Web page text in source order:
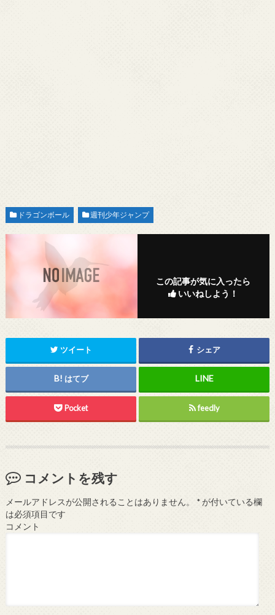
ドラゴンボール 週刊少年ジャンプ
この記事が気に入ったら
いいねしよう！
ツイート シェア
はてブ
Pocket feedly
コメントを残す
メールアドレスが公開されることはありません。 *が付いている欄
は必須項目です
コメント